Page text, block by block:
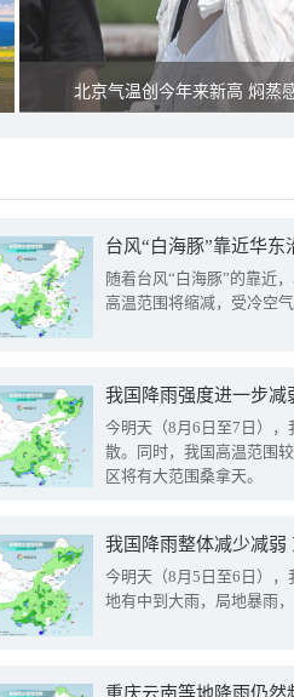
北京气温创今年来新高 焖蒸
台风“白海豚”靠近华
随着台风“白海豚”的靠近
高温范围将缩减，受冷空
今明天（8月6日至7日）
散。同时，我国高温范围
区将有大范围桑拿天。
我国降雨整体减少减弱
今明天（8月5日至6日）
地有中到大雨，局地暴雨